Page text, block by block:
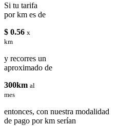
Si tu tarifa
por km es de
$ 0.56 x
km
y recorres un
aproximado de
300km al
mes
entonces, con nuestra modalidad
de pago por km serían